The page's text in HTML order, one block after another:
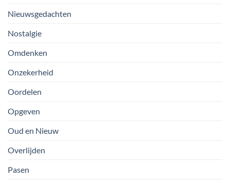
Nieuwsgedachten
Nostalgie
Omdenken
Onzekerheid
Oordelen
Opgeven
Oud en Nieuw
Overlijden
Pasen